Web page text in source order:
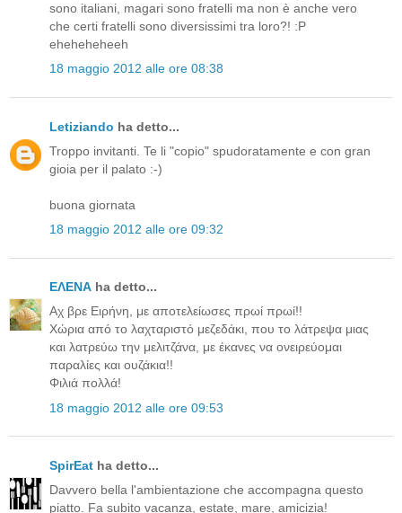
sono italiani, magari sono fratelli ma non è anche vero
che certi fratelli sono diversissimi tra loro?! :P
eheheheheeh
18 maggio 2012 alle ore 08:38
Letiziando ha detto...
Troppo invitanti. Te li "copio" spudoratamente e con gran
gioia per il palato :-)
buona giornata
18 maggio 2012 alle ore 09:32
ΕΛΕΝΑ ha detto...
Αχ βρε Ειρήνη, με αποτελείωσες πρωί πρωί!!
Χώρια από το λαχταριστό μεζεδάκι, που το λάτρεψα μιας
και λατρεύω την μελιτζάνα, με έκανες να ονειρεύομαι
παραλίες και ουζάκια!!
Φιλιά πολλά!
18 maggio 2012 alle ore 09:53
SpirEat ha detto...
Davvero bella l'ambientazione che accompagna questo
piatto. Fa subito vacanza, estate, mare, amicizia!